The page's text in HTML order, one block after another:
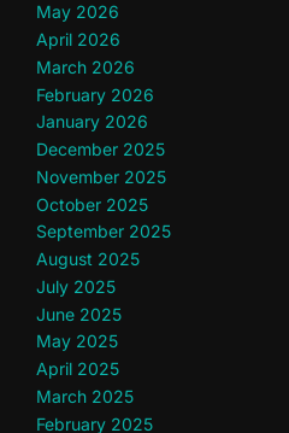
May 2026
April 2026
March 2026
February 2026
January 2026
December 2025
November 2025
October 2025
September 2025
August 2025
July 2025
June 2025
May 2025
April 2025
March 2025
February 2025